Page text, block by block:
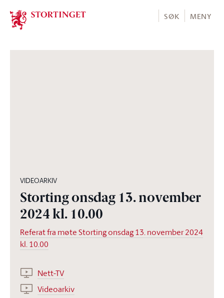
Stortinget.no
SØK MENY
VIDEOARKIV
Storting onsdag 13. november
2024 kl. 10.00
Referat fra møte Storting onsdag 13. november 2024
kl. 10.00
Nett-TV
Videoarkiv